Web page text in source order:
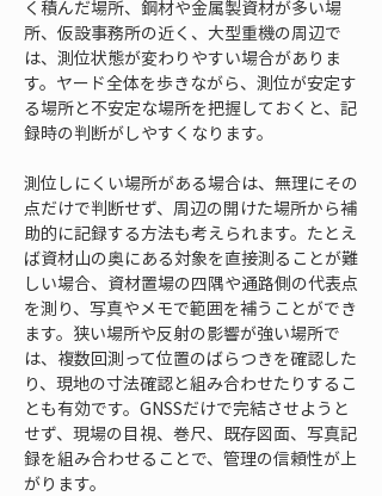
く積んだ場所、鋼材や金属製資材が多い場
所、仮設事務所の近く、大型重機の周辺で
は、測位状態が変わりやすい場合がありま
す。ヤード全体を歩きながら、測位が安定す
る場所と不安定な場所を把握しておくと、記
録時の判断がしやすくなります。
測位しにくい場所がある場合は、無理にその
点だけで判断せず、周辺の開けた場所から補
助的に記録する方法も考えられます。たとえ
ば資材山の奥にある対象を直接測ることが難
しい場合、資材置場の四隅や通路側の代表点
を測り、写真やメモで範囲を補うことができ
ます。狭い場所や反射の影響が強い場所で
は、複数回測って位置のばらつきを確認した
り、現地の寸法確認と組み合わせたりするこ
とも有効です。GNSSだけで完結させようと
せず、現場の目視、巻尺、既存図面、写真記
録を組み合わせることで、管理の信頼性が上
がります。